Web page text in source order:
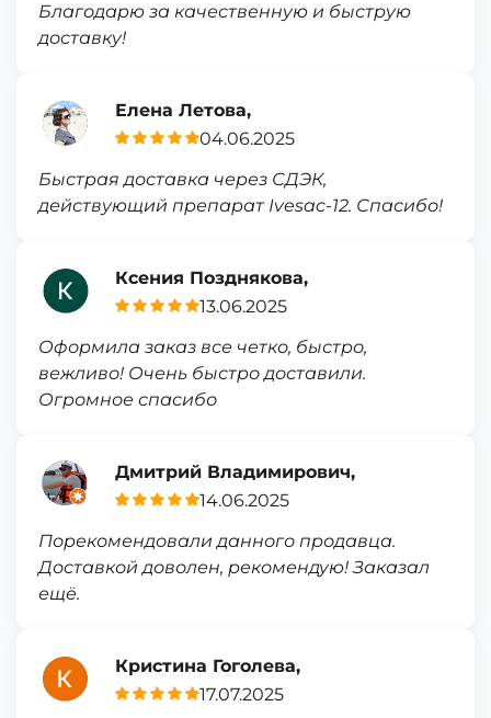
Благодарю за качественную и быструю
доставку!
Елена Летова,
04.06.2025
Быстрая доставка через СДЭК,
действующий препарат Ivesac-12. Спасибо!
Ксения Позднякова,
13.06.2025
Оформила заказ все четко, быстро,
вежливо! Очень быстро доставили.
Огромное спасибо
Дмитрий Владимирович,
14.06.2025
Порекомендовали данного продавца.
Доставкой доволен, рекомендую! Заказал
ещё.
Кристина Гоголева,
17.07.2025